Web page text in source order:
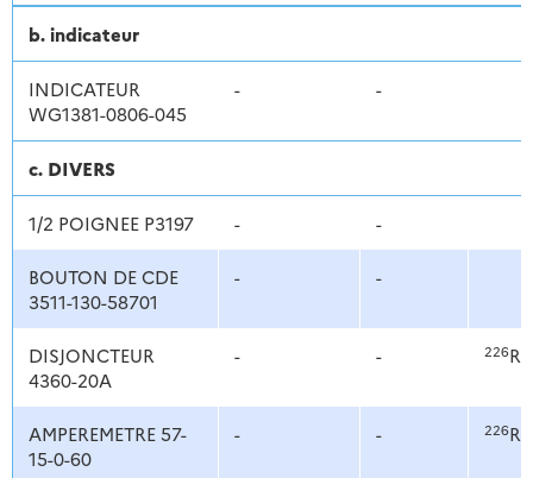
b. indicateur
INDICATEUR
WG1381-0806-045
- -
c. DIVERS
1/2 POIGNEE P3197 - -
BOUTON DE CDE
3511-130-58701
- -
DISJONCTEUR
4360-20A
- - 226Ra
AMPEREMETRE 57-
15-0-60
- - 226Ra